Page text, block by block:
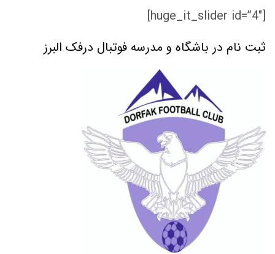
[huge_it_slider id=”4″]
ثبت نام در باشگاه و مدرسه فوتبال درفک البرز